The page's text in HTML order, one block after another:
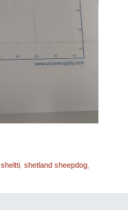
sheltti shetland sheepdog